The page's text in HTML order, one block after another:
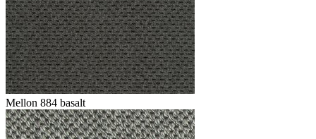
Mellon 884 basalt